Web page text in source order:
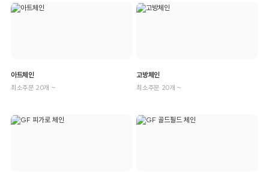
아트체인
최소주문 20개 ~
고방체인
최소주문 20개 ~